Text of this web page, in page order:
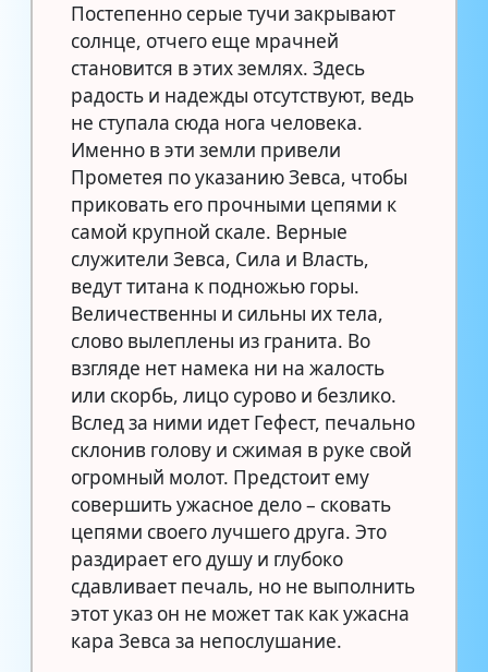
Постепенно серые тучи закрывают
солнце, отчего еще мрачней
становится в этих землях. Здесь
радость и надежды отсутствуют, ведь
не ступала сюда нога человека.
Именно в эти земли привели
Прометея по указанию Зевса, чтобы
приковать его прочными цепями к
самой крупной скале. Верные
служители Зевса, Сила и Власть,
ведут титана к подножью горы.
Величественны и сильны их тела,
слово вылеплены из гранита. Во
взгляде нет намека ни на жалость
или скорбь, лицо сурово и безлико.
Вслед за ними идет Гефест, печально
склонив голову и сжимая в руке свой
огромный молот. Предстоит ему
совершить ужасное дело – сковать
цепями своего лучшего друга. Это
раздирает его душу и глубоко
сдавливает печаль, но не выполнить
этот указ он не может так как ужасна
кара Зевса за непослушание.